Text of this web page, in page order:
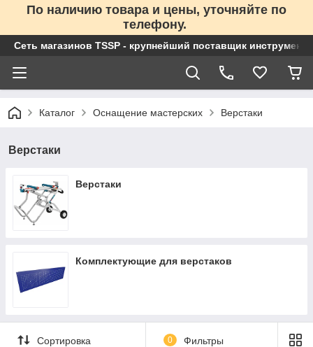
По наличию товара и цены, уточняйте по
телефону.
Сеть магазинов TSSP - крупнейший поставщик
Каталог Оснащение мастерских Верстаки
Верстаки
Верстаки
Комплектующие для верстаков
Сортировка 0 Фильтры